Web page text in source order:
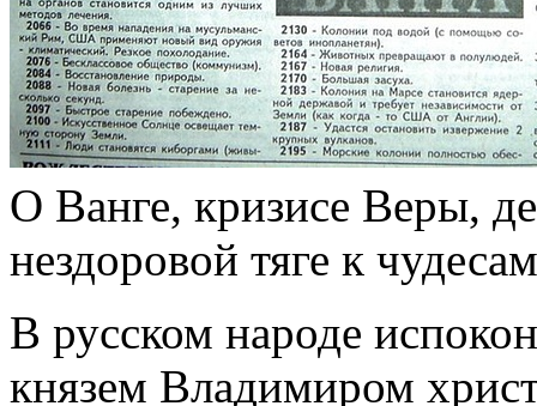
О Ванге, кризисе Веры,
нездоровой тяге к чудесам
В русском народе
князем Владимиром